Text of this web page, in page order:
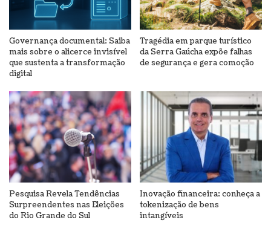
Governança documental: Saiba
mais sobre o alicerce invisível
que sustenta a transformação
digital
Tragédia em parque turístico
da Serra Gaúcha expõe falhas
de segurança e gera comoção
Pesquisa Revela Tendências
Surpreendentes nas Eleições
do Rio Grande do Sul
Inovação financeira: conheça a
tokenização de bens
intangíveis